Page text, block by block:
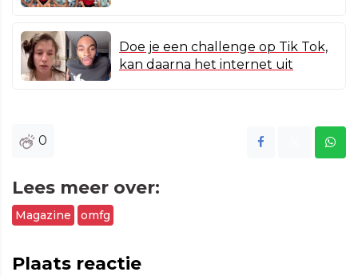
Doe je een challenge op Tik Tok,
kan daarna het internet uit
0
Lees meer over:
Magazine omfg
Plaats reactie